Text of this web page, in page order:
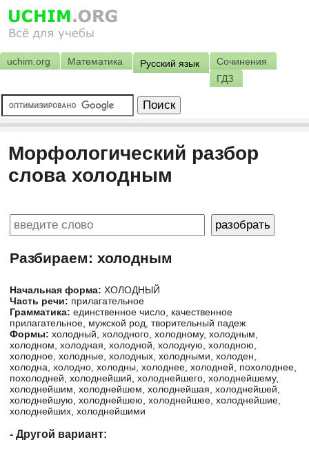
uchim.org Математика Русский язык
Сочинения
ГДЗ
Морфологический разбор
слова холодным
Разбираем: холодным
Начальная форма: ХОЛОДНЫЙ
Часть речи: прилагательное
Грамматика: единственное число, качественное
прилагательное, мужской род, творительный падеж
Формы: холодный, холодного, холодному, холодным,
холодном, холодная, холодной, холодную, холодною,
холодное, холодные, холодных, холодными, холоден,
холодна, холодно, холодны, холоднее, холодней, похолоднее,
похолодней, холоднейший, холоднейшего, холоднейшему,
холоднейшим, холоднейшем, холоднейшая, холоднейшей,
холоднейшую, холоднейшею, холоднейшее, холоднейшие,
холоднейших, холоднейшими
- Другой вариант: